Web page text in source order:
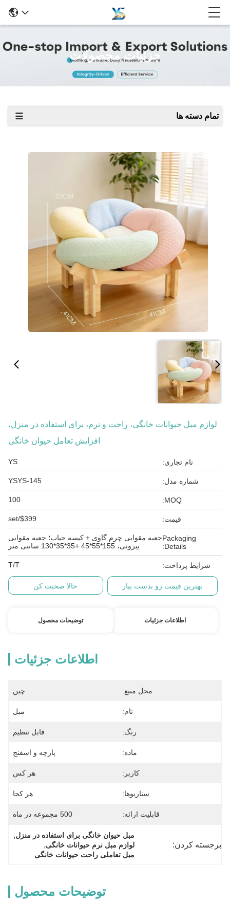
جزئیات محصولات
تمام دسته ها
لوازم مبل حیوانات خانگی، راحت و نرم، برای استفاده در منزل،
افزایش تعامل حیوان خانگی
نام تجاری: YS
شماره مدل: YSYS-145
MOQ:
100
قیمت: $399/set
Packaging
Details:
جعبه مقوایی چرم گاوی + کیسه حباب؛ جعبه مقوایی
بیرونی، 155*55*45 +35*35*130 سانتی متر
شرایط پرداخت: T/T
بهترین قیمت رو بدست بیار حالا صحبت کن
اطلاعات جزئیات توضیحات محصول
اطلاعات جزئیات
محل منبع: چین
نام: مبل
رنگ: قابل تنظیم
ماده: پارچه و اسفنج
کاربر: هر کس
سناریوها: هر کجا
قابلیت ارائه: 500 مجموعه در ماه
برجسته کردن:
مبل حیوان خانگی برای استفاده در منزل,
لوازم مبل نرم حیوانات خانگی,
مبل تعاملی راحت حیوانات خانگی
توضیحات محصول